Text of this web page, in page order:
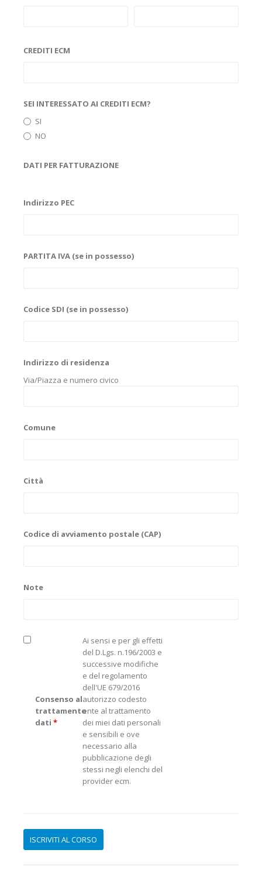
CREDITI ECM
SEI INTERESSATO AI CREDITI ECM?
SI
NO
DATI PER FATTURAZIONE
Indirizzo PEC
PARTITA IVA (se in possesso)
Codice SDI (se in possesso)
Indirizzo di residenza
Via/Piazza e numero civico
Comune
Città
Codice di avviamento postale (CAP)
Note
Consenso al
trattamento
dati*
Ai sensi e per gli effetti
del D.Lgs. n.196/2003 e
successive modifiche
e del regolamento
dell'UE 679/2016
autorizzo codesto
ente al trattamento
dei miei dati personali
e sensibili e ove
necessario alla
pubblicazione degli
stessi negli elenchi del
provider ecm.